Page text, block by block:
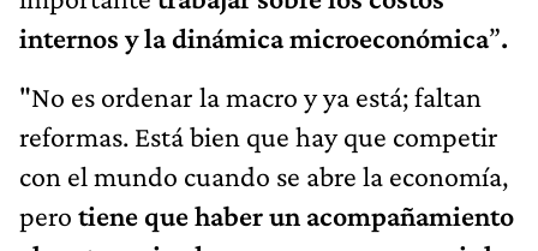
internos y la dinámica microeconómica”.
"No es ordenar la macro y ya está; faltan
reformas. Está bien que hay que competir
con el mundo cuando se abre la economía,
pero tiene que haber un acompañamiento